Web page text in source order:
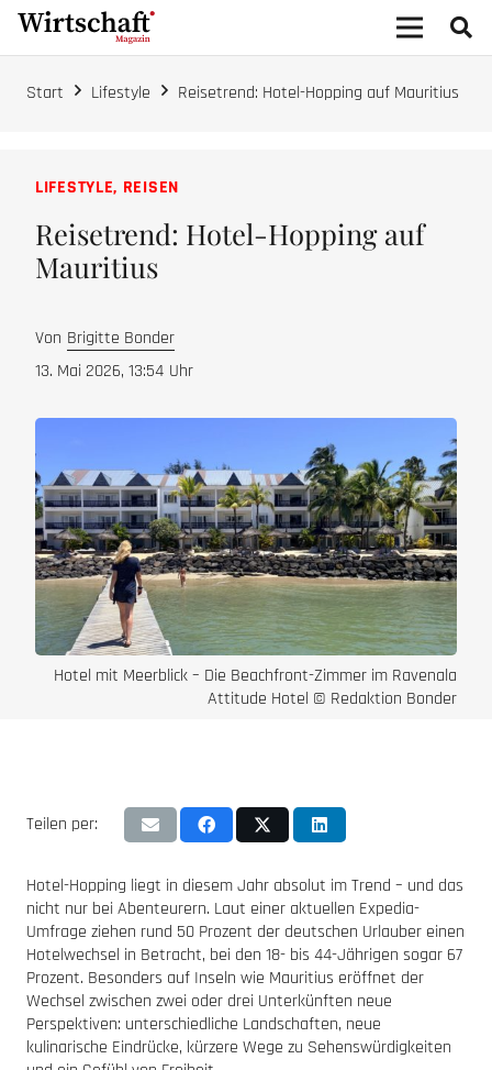
Start Lifestyle Reisetrend: Hotel-Hopping auf Mauritius
LIFESTYLE, REISEN
Reisetrend: Hotel-Hopping auf
Mauritius
Von Brigitte Bonder
13. Mai 2026, 13:54 Uhr
Hotel mit Meerblick – Die Beachfront-Zimmer im Ravenala
Attitude Hotel © Redaktion Bonder
Teilen per:
Hotel-Hopping liegt in diesem Jahr absolut im Trend – und das
nicht nur bei Abenteurern. Laut einer aktuellen Expedia-
Umfrage ziehen rund 50 Prozent der deutschen Urlauber einen
Hotelwechsel in Betracht, bei den 18- bis 44-Jährigen sogar 67
Prozent. Besonders auf Inseln wie Mauritius eröffnet der
Wechsel zwischen zwei oder drei Unterkünften neue
Perspektiven: unterschiedliche Landschaften, neue
kulinarische Eindrücke, kürzere Wege zu Sehenswürdigkeiten